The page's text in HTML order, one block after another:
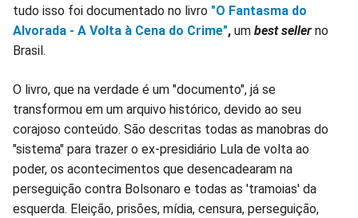
tudo isso foi documentado no livro "O Fantasma do
Alvorada - A Volta à Cena do Crime", um best seller no
Brasil.
O livro, que na verdade é um "documento", já se
transformou em um arquivo histórico, devido ao seu
corajoso conteúdo. São descritas todas as manobras do
"sistema" para trazer o ex-presidiário Lula de volta ao
poder, os acontecimentos que desencadearam na
perseguição contra Bolsonaro e todas as 'tramoias' da
esquerda. Eleição, prisões, mídia, censura, perseguição,